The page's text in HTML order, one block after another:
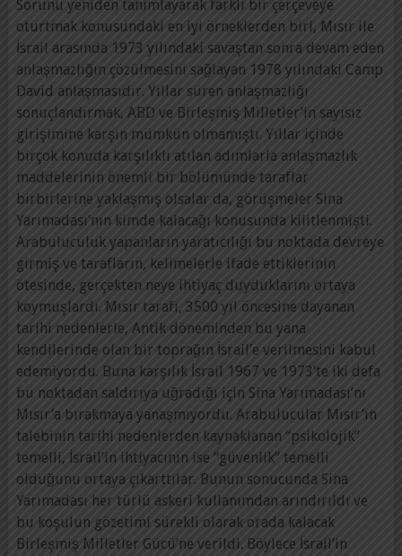
Sorunu yeniden tanımlayarak farklı bir çerçeveye
oturtmak konusundaki en iyi örneklerden biri, Mısır ile
İsrail arasında 1973 yılındaki savaştan sonra devam eden
anlaşmazlığın çözülmesini sağlayan 1978 yılındaki Camp
David anlaşmasıdır. Yıllar süren anlaşmazlığı
sonuçlandırmak, ABD ve Birleşmiş Milletler’in sayısız
girişimine karşın mümkün olmamıştı. Yıllar içinde
birçok konuda karşılıklı atılan adımlarla anlaşmazlık
maddelerinin önemli bir bölümünde taraflar
birbirlerine yaklaşmış olsalar da, görüşmeler Sina
Yarımadası’nın kimde kalacağı konusunda kilitlenmişti.
Arabuluculuk yapanların yaratıcılığı bu noktada devreye
girmiş ve tarafların, kelimelerle ifade ettiklerinin
ötesinde, gerçekten neye ihtiyaç duyduklarını ortaya
koymuşlardı. Mısır tarafı, 3500 yıl öncesine dayanan
tarihi nedenlerle, Antik döneminden bu yana
kendilerinde olan bir toprağın İsrail’e verilmesini kabul
edemiyordu. Buna karşılık İsrail 1967 ve 1973’te iki defa
bu noktadan saldırıya uğradığı için Sina Yarımadası’nı
Mısır’a bırakmaya yanaşmıyordu. Arabulucular Mısır’ın
talebinin tarihi nedenlerden kaynaklanan “psikolojik”
temelli, İsrail’in ihtiyacının ise “güvenlik” temelli
olduğunu ortaya çıkarttılar. Bunun sonucunda Sina
Yarımadası her türlü askeri kullanımdan arındırıldı ve
bu koşulun gözetimi sürekli olarak orada kalacak
Birleşmiş Milletler Gücü’ne verildi. Böylece İsrail’in